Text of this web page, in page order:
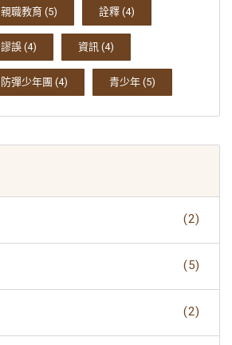
親職教育 (5) 詮釋 (4)
謬誤 (4) 資訊 (4)
防彈少年團 (4) 青少年 (5)
(2)
(5)
(2)